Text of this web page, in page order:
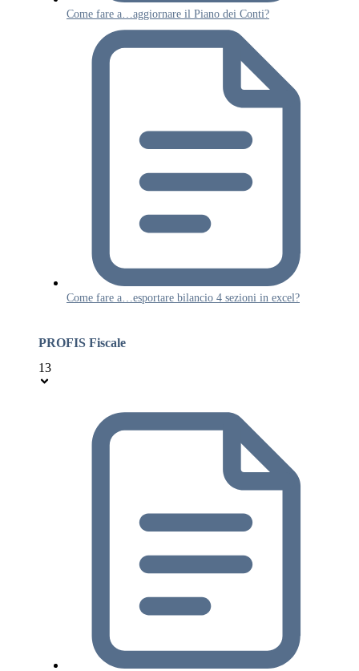
Come fare a…aggiornare il Piano dei Conti?
Come fare a…esportare bilancio 4 sezioni in excel?
PROFIS Fiscale
13